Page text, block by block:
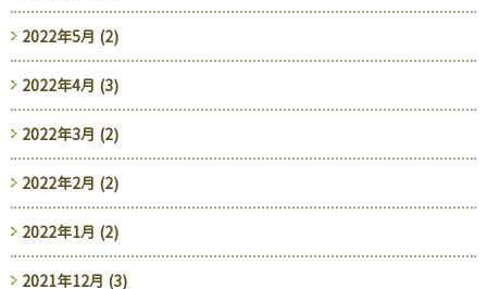
2022年5月 (2)
2022年4月 (3)
2022年3月 (2)
2022年2月 (2)
2022年1月 (2)
2021年12月 (3)